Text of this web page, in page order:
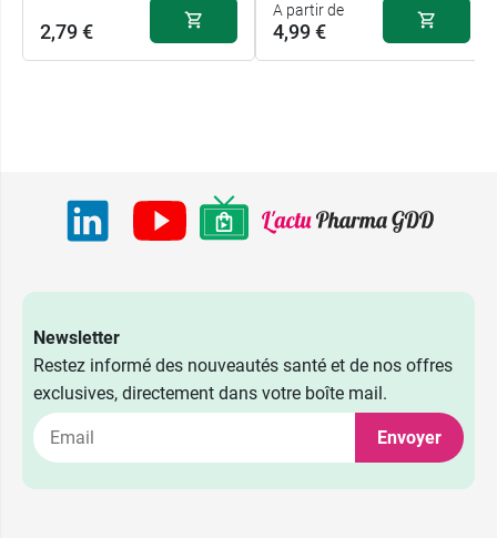
2,79 €
Fraise 2,79 €
Grenadine
Citron 2,79 €
A partir de
4,99 €
Newsletter
Restez informé des nouveautés santé et de nos offres
exclusives, directement dans votre boîte mail.
Envoyer